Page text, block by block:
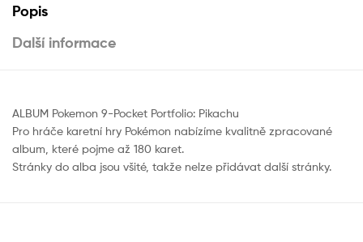
Popis
Další informace
ALBUM Pokemon 9-Pocket Portfolio: Pikachu
Pro hráče karetní hry Pokémon nabízíme kvalitně zpracované
album, které pojme až 180 karet.
Stránky do alba jsou všité, takže nelze přidávat další stránky.